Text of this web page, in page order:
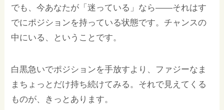
でも、今あなたが「迷っている」なら——それはす
でにポジションを持っている状態です。チャンスの
中にいる、ということです。
白黒急いでポジションを手放すより、ファジーなま
まちょっとだけ持ち続けてみる。それで見えてくる
ものが、きっとあります。